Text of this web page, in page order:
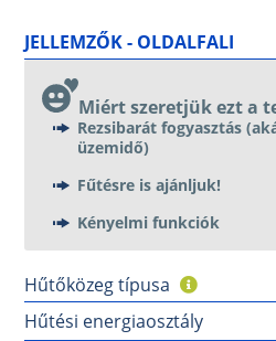
Miért szeretjük ezt a
Rezsibarát fogyasztás
üzemidő)
Fűtésre is ajánljuk!
Kényelmi funkciók
Hűtőközeg típusa
Hűtési energiaosztály
JELLEMZŐK - OLDALFALI